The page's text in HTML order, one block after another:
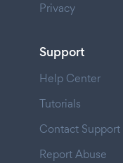
Privacy
Support
Help Center
Tutorials
Contact Support
Report Abuse